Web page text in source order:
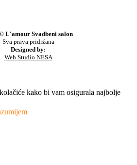
L'amour Svadbeni salon
Sva prava pridržana
Designed by:
Web Studio NESA
kako bi vam osigurala najbolje